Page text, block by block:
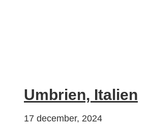
Umbrien, Italien
17 december, 2024